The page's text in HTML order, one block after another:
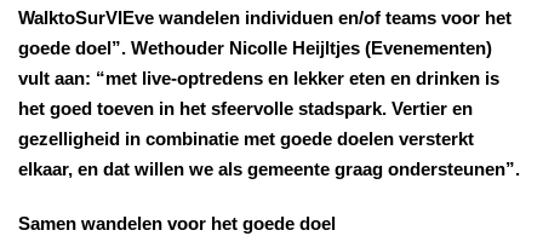
WalktoSurVIEve wandelen individuen en/of teams voor het
goede doel”. Wethouder Nicolle Heijltjes (Evenementen)
vult aan: “met live-optredens en lekker eten en drinken is
het goed toeven in het sfeervolle stadspark. Vertier en
gezelligheid in combinatie met goede doelen versterkt
elkaar, en dat willen we als gemeente graag ondersteunen”.
Samen wandelen voor het goede doel